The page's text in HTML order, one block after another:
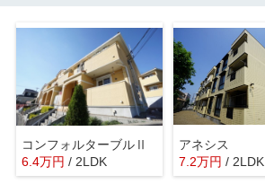
コンフォルターブルⅡ
6.4万円 / 2LDK
アネシス
7.2万円 / 2LDK